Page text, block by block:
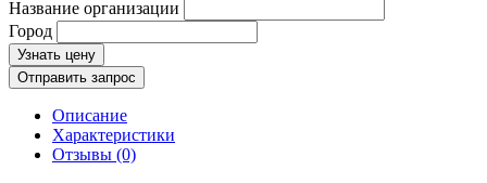
Название организации
Город
Узнать цену
Отправить запрос
Описание
Характеристики
Отзывы (0)